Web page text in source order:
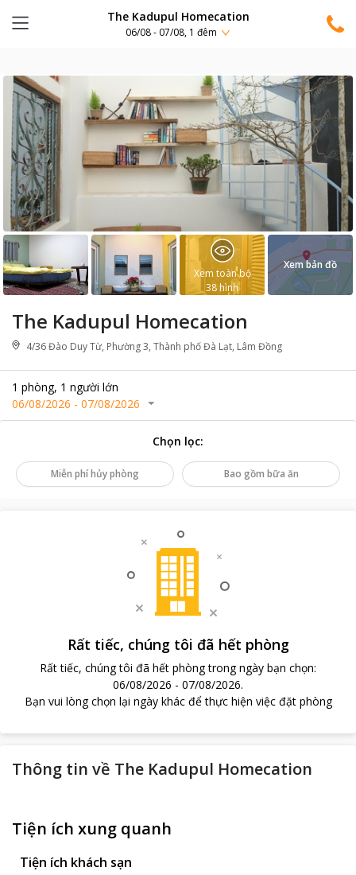
The Kadupul Homecation
06/08 - 07/08, 1 đêm
The Kadupul Homecation
4/36 Đào Duy Từ, Phường 3, Thành phố Đà Lạt, Lâm Đồng
1 phòng, 1 người lớn
06/08/2026 - 07/08/2026
Xem toàn bộ
38hình
Xem bản đồ
Chọn lọc:
Miễn phí hủy phòng Bao gồm bữa ăn
Rất tiếc, chúng tôi đã hết phòng
Rất tiếc, chúng tôi đã hết phòng trong ngày bạn chọn:
06/08/2026 - 07/08/2026.
Bạn vui lòng chọn lại ngày khác để thực hiện việc đặt phòng
Thông tin về The Kadupul Homecation
Tiện ích xung quanh
Tiện ích khách sạn